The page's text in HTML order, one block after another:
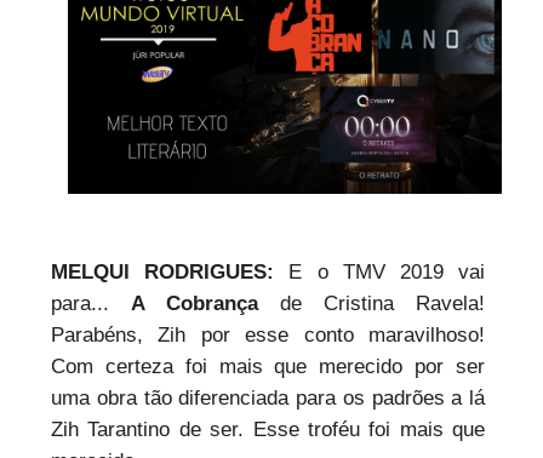
MELQUI RODRIGUES:
E o TMV 2019 vai
para... A Cobrança de Cristina Ravela!
Parabéns, Zih por esse conto maravilhoso!
Com certeza foi mais que merecido por ser
uma obra tão diferenciada para os padrões a lá
Zih Tarantino de ser. Esse troféu foi mais que